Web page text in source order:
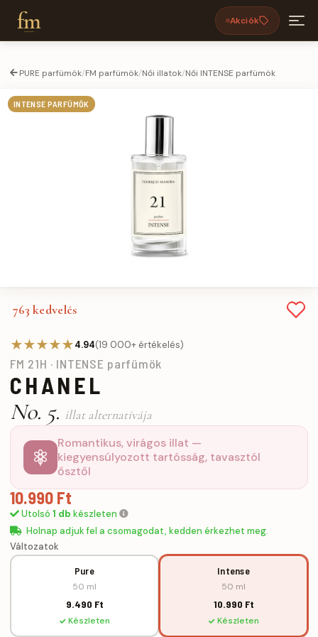
fm Akciók
PURE parfümök/FM parfümök/Női illatok/Női INTENSE parfümök
INTENSE PARFÜMÖK
763 kedvelés
★★★★★4.94(19 000+ értékelés)
FM 21H · INTENSE parfümök
CHANEL
No. 5. illat alternatívája
Romantikus, virágos illat —
kiegyensúlyozott tartósság, tavasztól
ősztől
10.990 Ft
Utolsó 1 db készleten
Holnap adjuk fel a csomagodat, kedden érkezhet meg.
Változatok
Pure
50 ml
9.490 Ft
Készleten
Intense
50 ml
10.990 Ft
Készleten